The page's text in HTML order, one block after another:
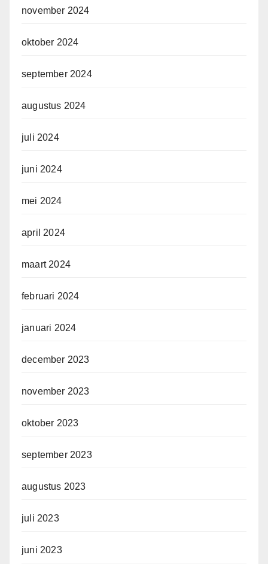
november 2024
oktober 2024
september 2024
augustus 2024
juli 2024
juni 2024
mei 2024
april 2024
maart 2024
februari 2024
januari 2024
december 2023
november 2023
oktober 2023
september 2023
augustus 2023
juli 2023
juni 2023